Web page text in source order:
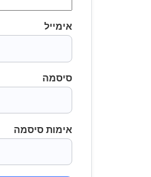
אימייל
סיסמה
אימות סיסמה